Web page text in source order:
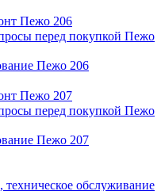
Пежо 206
перед покупкой Пежо
Пежо 206
Пежо 207
перед покупкой Пежо
Пежо 207
обслуживание